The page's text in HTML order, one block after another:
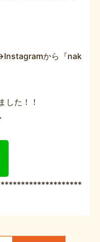
から『nak
した！！